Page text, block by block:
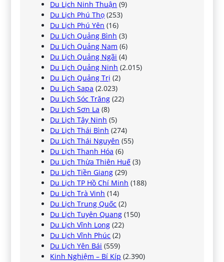
Du Lịch Ninh Thuận (9)
Du Lịch Phú Thọ (253)
Du Lịch Phú Yên (16)
Du Lịch Quảng Bình (3)
Du Lịch Quảng Nam (6)
Du Lịch Quảng Ngãi (4)
Du Lịch Quảng Ninh (2.015)
Du Lịch Quảng Trị (2)
Du Lịch Sapa (2.023)
Du Lịch Sóc Trăng (22)
Du Lịch Sơn La (8)
Du Lịch Tây Ninh (5)
Du Lịch Thái Bình (274)
Du Lịch Thái Nguyên (55)
Du Lịch Thanh Hóa (6)
Du Lịch Thừa Thiên Huế (3)
Du Lịch Tiền Giang (29)
Du Lịch TP Hồ Chí Minh (188)
Du Lịch Trà Vinh (14)
Du Lịch Trung Quốc (2)
Du Lịch Tuyên Quang (150)
Du Lịch Vĩnh Long (22)
Du Lịch Vĩnh Phúc (2)
Du Lịch Yên Bái (559)
Kinh Nghiệm – Bí Kíp (2.390)